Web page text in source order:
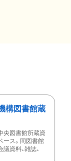
構図書館蔵
央図書館所蔵資
ース。同図書館
資料、雑誌、